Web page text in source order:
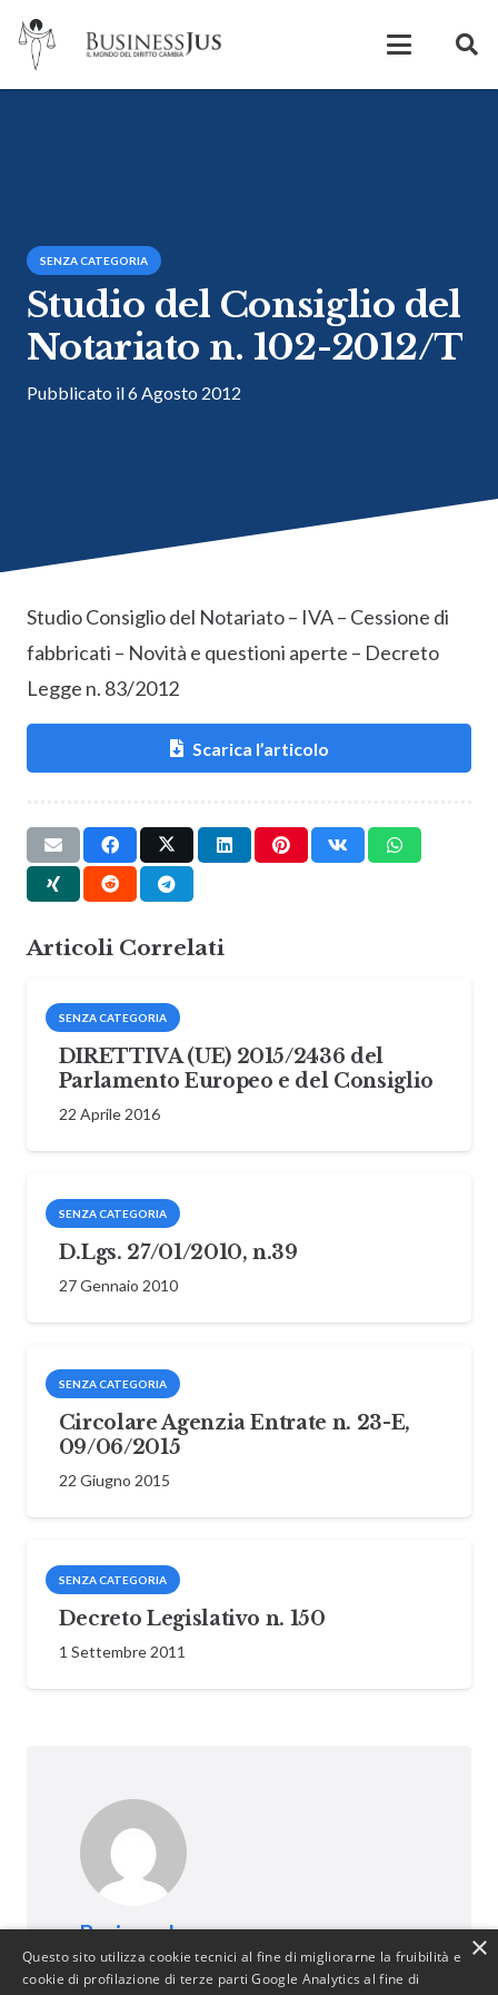
SENZA CATEGORIA
Studio del Consiglio del
Notariato n. 102-2012/T
Pubblicato il6 Agosto 2012
Studio Consiglio del Notariato – IVA – Cessione di
fabbricati – Novità e questioni aperte – Decreto
Legge n. 83/2012
Scarica l’articolo
Articoli Correlati
SENZA CATEGORIA
DIRETTIVA (UE) 2015/2436 del
Parlamento Europeo e del Consiglio
22 Aprile 2016
SENZA CATEGORIA
D.Lgs. 27/01/2010, n.39
27 Gennaio 2010
SENZA CATEGORIA
Circolare Agenzia Entrate n. 23-E,
09/06/2015
22 Giugno 2015
SENZA CATEGORIA
Decreto Legislativo n. 150
1 Settembre 2011
BusinessJus
487 post
×
Questo sito utilizza cookie tecnici al fine di migliorarne la fruibilità e
cookie di profilazione di terze parti Google Analytics al fine di